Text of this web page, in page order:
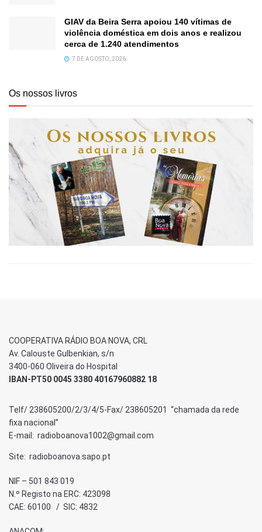
GIAV da Beira Serra apoiou 140 vítimas de
violência doméstica em dois anos e realizou
cerca de 1.240 atendimentos
7 DE AGOSTO, 2026
Os nossos livros
COOPERATIVA RÁDIO BOA NOVA, CRL
Av. Calouste Gulbenkian, s/n
3400-060 Oliveira do Hospital
IBAN-PT50 0045 3380 40167960882 18
Telf/ 238605200/2/3/4/5-Fax/ 238605201 “chamada da rede
fixa nacional”
E-mail: radioboanova1002@gmail.com
Site: radioboanova.sapo.pt
NIF – 501 843 019
N.º Registo na ERC: 423098
CAE: 60100 / SIC: 4832